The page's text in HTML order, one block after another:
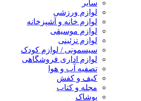
سایر
لوازم ورزشی
لوازم خانه و آشپزخانه
لوازم موسیقی
لوازم تزئینی
سیسمونی / لوازم کودک
لوازم اداری فروشگاهی
تصفیه آب و هوا
کیف و کفش
مجله و کتاب
پوشاک